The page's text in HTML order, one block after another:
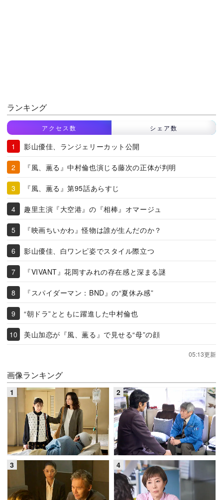
ランキング
アクセス数 シェア数
影山優佳、ランジェリーカット公開
『風、薫る』中村倫也演じる藤次の正体が判明
『風、薫る』第95話あらすじ
趣里主演『大空港』の『相棒』オマージュ
『映画ちいかわ』怪物は誰が生んだのか？
影山優佳、白ワンピ姿でスタイル際立つ
『VIVANT』花岡すみれの存在感と深まる謎
『スパイダーマン：BND』の“夏休み感”
“朝ドラ”とともに躍進した中村倫也
美山加恋が『風、薫る』で見せる“母”の顔
05:13更新
画像ランキング